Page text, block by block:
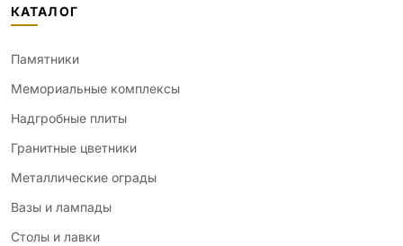
КАТАЛОГ
Памятники
Мемориальные комплексы
Надгробные плиты
Гранитные цветники
Металлические ограды
Вазы и лампады
Столы и лавки